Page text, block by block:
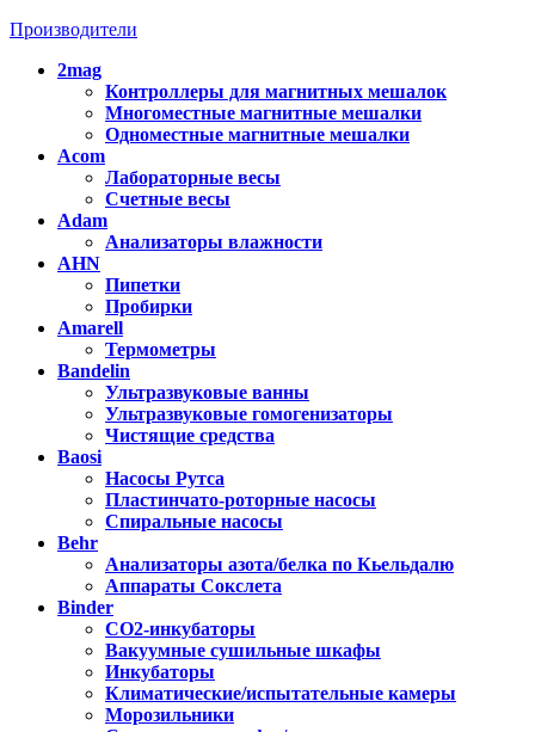
Производители
2mag
Контроллеры для магнитных мешалок
Многоместные магнитные мешалки
Одноместные магнитные мешалки
Acom
Лабораторные весы
Счетные весы
Adam
Анализаторы влажности
AHN
Пипетки
Пробирки
Amarell
Термометры
Bandelin
Ультразвуковые ванны
Ультразвуковые гомогенизаторы
Чистящие средства
Baosi
Насосы Рутса
Пластинчато-роторные насосы
Спиральные насосы
Behr
Анализаторы азота/белка по Кьельдалю
Аппараты Сокслета
Binder
CO2-инкубаторы
Вакуумные сушильные шкафы
Инкубаторы
Климатические/испытательные камеры
Морозильники